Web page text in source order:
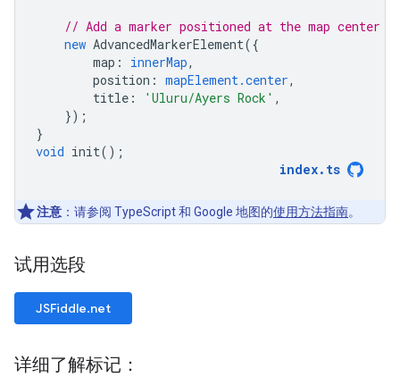
// Add a marker positioned at the map center
new AdvancedMarkerElement({
map : innerMap,
position : mapElement.center,
title : 'Uluru/Ayers Rock' ,
});
}
void init();
index. ts
注意 ：请参阅 TypeScript 和 Google 地图的使用方法指南。
试用选段
JSFiddle.net
详细了解标记：